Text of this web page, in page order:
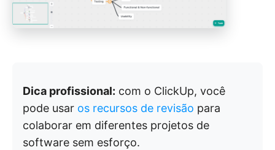
Dica profissional: com o ClickUp, você
pode usar os recursos de revisão para
colaborar em diferentes projetos de
software sem esforço.